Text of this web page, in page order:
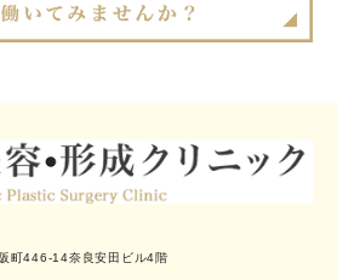
446-14奈良安田ビル4階